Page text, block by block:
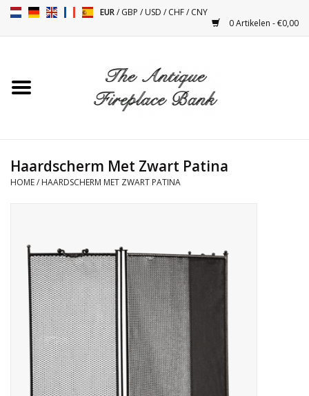
EUR/GBP /USD /CHF/CNY
0 Artikelen - €0,00
Toebehoren
Antiquiteiten en Vintage
Objecten
Decoratieve Outdoor
Objecten
Vloeren - Steen, Terra Cotta
Haardscherm Met Zwart Patina
HOME/ HAARDSCHERM MET ZWART PATINA